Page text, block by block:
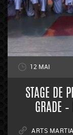
12 MAI
STAGE DE
GRADE
ARTS